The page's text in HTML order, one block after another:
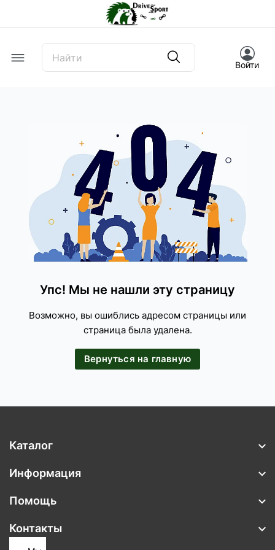
Offcanvas Menu Open
Войти
Упс! Мы не нашли эту страницу
Возможно, вы ошиблись адресом страницы или
страница была удалена.
Вернуться на главную
Каталог
Информация
Помощь
Контакты